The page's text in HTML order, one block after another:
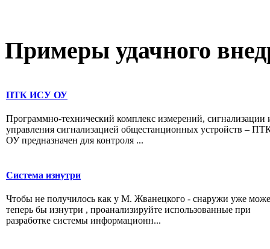
Примеры удачного
ПТК ИСУ ОУ
Программно-технический комплекс измерений, сигнализации
управления сигнализацией общестанционных устройств –
ОУ предназначен для контроля ...
Система изнутри
Чтобы не получилось как у М. Жванецкого - снаружи уже
теперь бы изнутри , проанализируйте использованные при
разработке системы информационн...